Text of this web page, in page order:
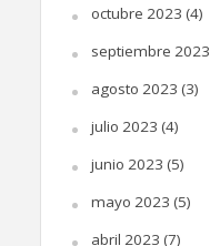
octubre 2023 (4)
septiembre 2023
agosto 2023 (3)
julio 2023 (4)
junio 2023 (5)
mayo 2023 (5)
abril 2023 (7)